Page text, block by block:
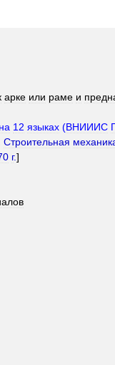
арке или раме и
на 12 языках (ВНИИИС
Строительная
г.]